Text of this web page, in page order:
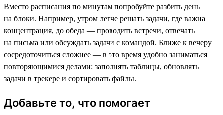
Вместо расписания по минутам попробуйте разбить день
на блоки. Например, утром легче решать задачи, где важна
концентрация, до обеда — проводить встречи, отвечать
на письма или обсуждать задачи с командой. Ближе к вечеру
сосредоточиться сложнее — в это время удобно заниматься
повторяющимися делами: заполнять таблицы, обновлять
задачи в трекере и сортировать файлы.
Добавьте то, что помогает